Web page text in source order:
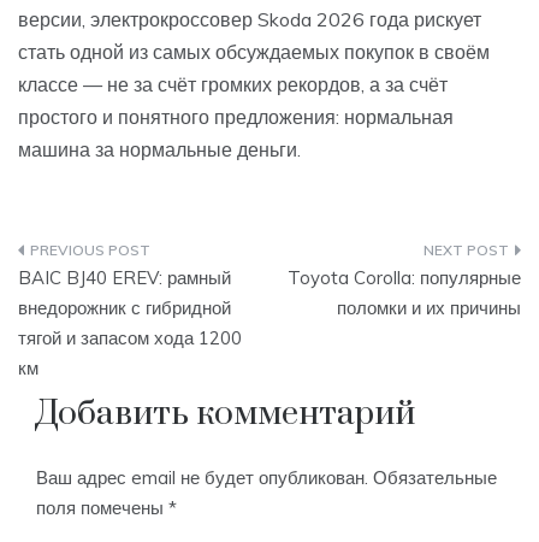
версии, электрокроссовер Skoda 2026 года рискует
стать одной из самых обсуждаемых покупок в своём
классе — не за счёт громких рекордов, а за счёт
простого и понятного предложения: нормальная
машина за нормальные деньги.
Навигация
по
записям
BAIC BJ40 EREV: рамный
внедорожник с гибридной
тягой и запасом хода 1200
км
Toyota Corolla: популярные
поломки и их причины
Добавить комментарий
Ваш адрес email не будет опубликован. Обязательные
поля помечены *